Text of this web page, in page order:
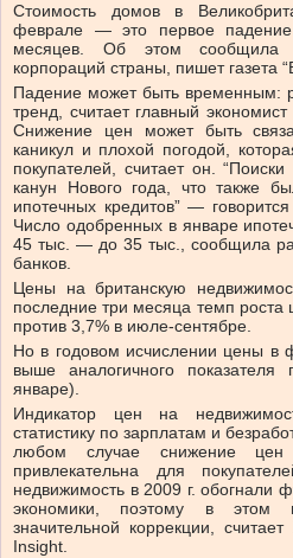
Стоимость домов в
феврале — это первое
месяцев. Об этом сообщила
корпораций страны, пишет газета
Падение может быть временным:
тренд, считает главный
Снижение цен может быть
каникул и плохой погодой,
покупателей, считает он.
канун Нового года, что также
ипотечных кредитов” —
Число одобренных в январе
45 тыс. — до 35 тыс., сообщила
банков.
Цены на британскую
последние три месяца темп роста
против 3,7% в июле-сентябре.
Но в годовом исчислении цены в
выше аналогичного
январе).
Индикатор цен на
статистику по зарплатам и
любом случае снижение цен
привлекательна для
недвижимость в 2009 г. обогнали
экономики, поэтому в этом
значительной коррекции,
Insight.